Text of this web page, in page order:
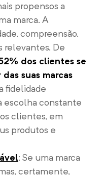
propensos a
marca. A
compreensão,
relevantes. De
dos clientes se
suas marcas
fidelidade
escolha constante
clientes, em
produtos e
: Se uma marca
certamente,